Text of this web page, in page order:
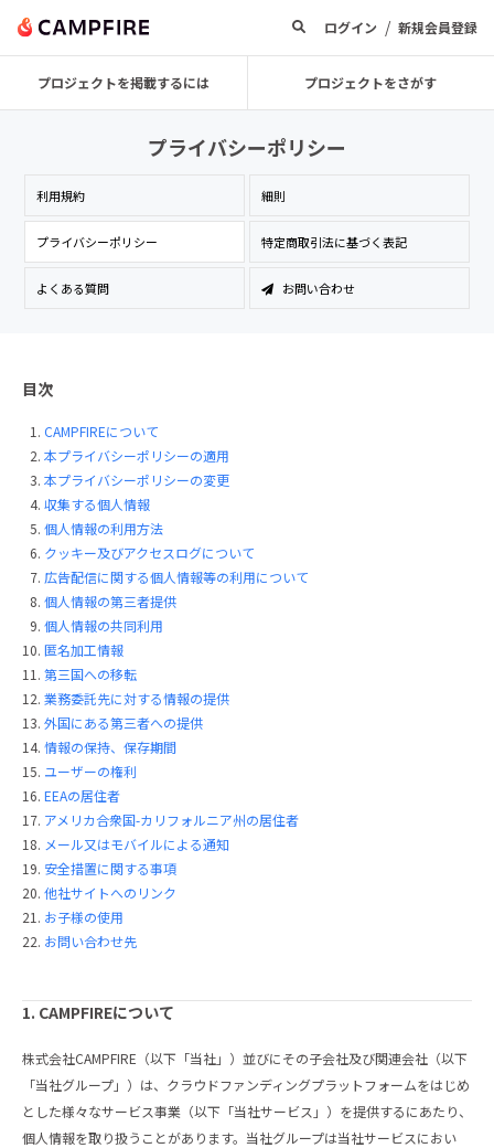
ログイン / 新規会員登録
プロジェクトを掲載するには プロジェクトをさがす
プライバシーポリシー
利用規約 細則
プライバシーポリシー 特定商取引法に基づく表記
よくある質問 お問い合わせ
目次
CAMPFIREについて
本プライバシーポリシーの適用
本プライバシーポリシーの変更
収集する個人情報
個人情報の利用方法
クッキー及びアクセスログについて
広告配信に関する個人情報等の利用について
個人情報の第三者提供
個人情報の共同利用
匿名加工情報
第三国への移転
業務委託先に対する情報の提供
外国にある第三者への提供
情報の保持、保存期間
ユーザーの権利
EEAの居住者
アメリカ合衆国-カリフォルニア州の居住者
メール又はモバイルによる通知
安全措置に関する事項
他社サイトへのリンク
お子様の使用
お問い合わせ先
1. CAMPFIREについて
株式会社CAMPFIRE（以下「当社」）並びにその子会社及び関連会社（以下
「当社グループ」）は、クラウドファンディングプラットフォームをはじめ
とした様々なサービス事業（以下「当社サービス」）を提供するにあたり、
個人情報を取り扱うことがあります。当社グループは当社サービスにおい